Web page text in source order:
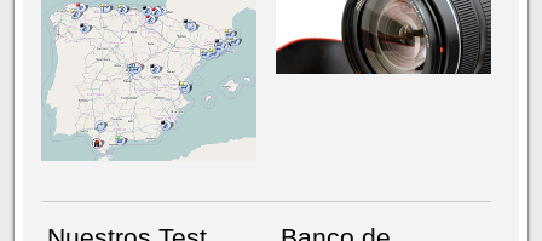
NÚMERO ACTUALHEMEROTECA